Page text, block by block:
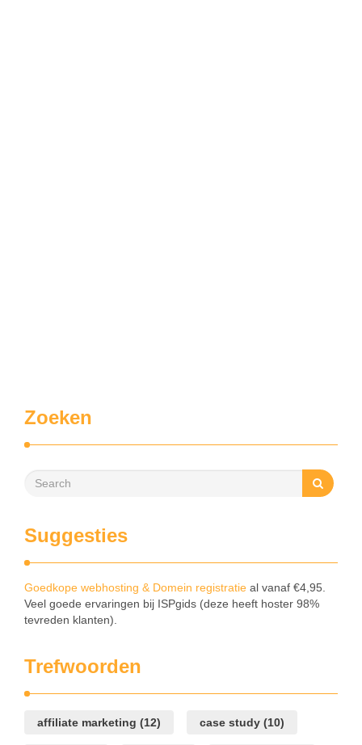
Zoeken
Suggesties
Goedkope webhosting & Domein registratie al vanaf €4,95.
Veel goede ervaringen bij ISPgids (deze heeft hoster 98%
tevreden klanten).
Trefwoorden
affiliate marketing (12) case study (10)